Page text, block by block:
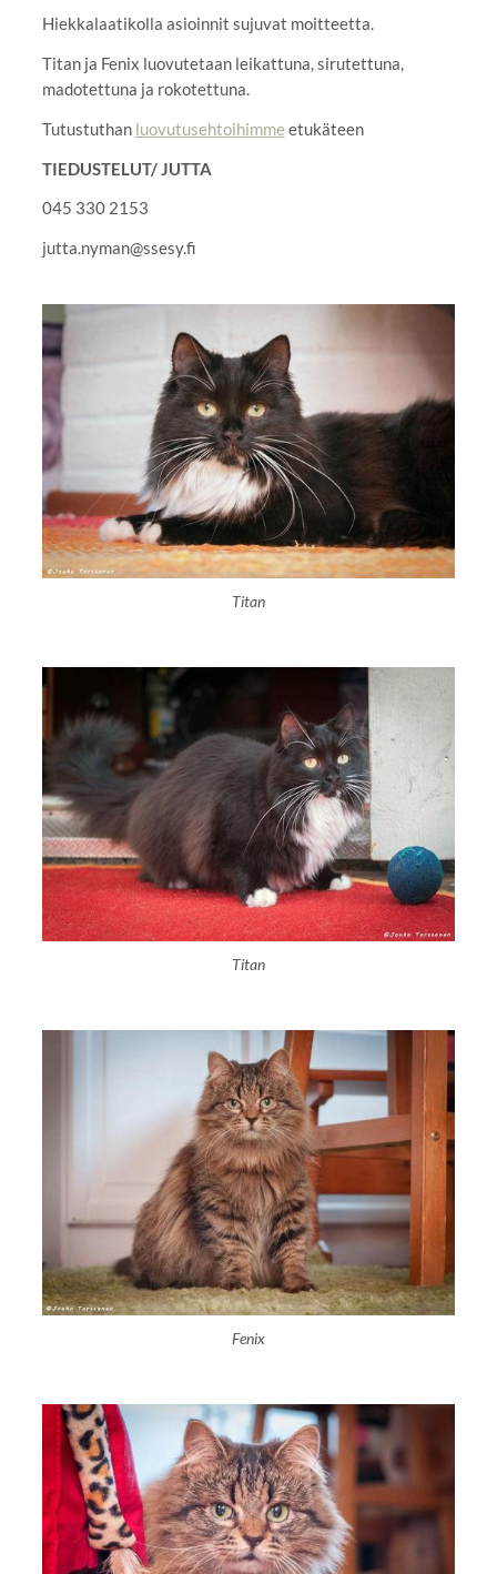
Hiekkalaatikolla asioinnit sujuvat moitteetta.
Titan ja Fenix luovutetaan leikattuna, sirutettuna,
madotettuna ja rokotettuna.
Tutustuthan luovutusehtoihimme etukäteen
TIEDUSTELUT/ JUTTA
045 330 2153
jutta.nyman@ssesy.fi
Titan
Titan
Fenix